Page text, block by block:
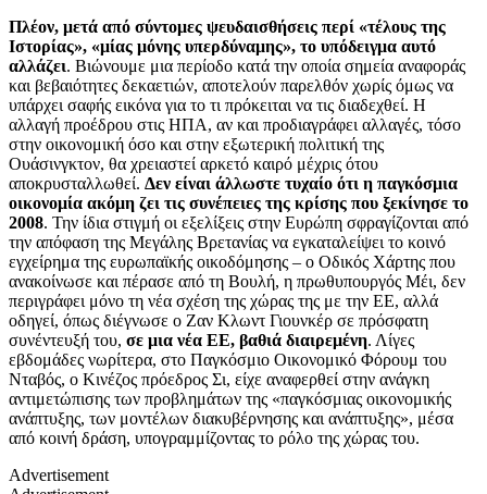
Πλέον, μετά από σύντομες ψευδαισθήσεις περί «τέλους της
Ιστορίας», «μίας μόνης υπερδύναμης», το υπόδειγμα αυτό
αλλάζει. Βιώνουμε μια περίοδο κατά την οποία σημεία αναφοράς
και βεβαιότητες δεκαετιών, αποτελούν παρελθόν χωρίς όμως να
υπάρχει σαφής εικόνα για το τι πρόκειται να τις διαδεχθεί. Η
αλλαγή προέδρου στις ΗΠΑ, αν και προδιαγράφει αλλαγές, τόσο
στην οικονομική όσο και στην εξωτερική πολιτική της
Ουάσινγκτον, θα χρειαστεί αρκετό καιρό μέχρις ότου
αποκρυσταλλωθεί. Δεν είναι άλλωστε τυχαίο ότι η παγκόσμια
οικονομία ακόμη ζει τις συνέπειες της κρίσης που ξεκίνησε το
2008. Την ίδια στιγμή οι εξελίξεις στην Ευρώπη σφραγίζονται από
την απόφαση της Μεγάλης Βρετανίας να εγκαταλείψει το κοινό
εγχείρημα της ευρωπαϊκής οικοδόμησης – ο Οδικός Χάρτης που
ανακοίνωσε και πέρασε από τη Βουλή, η πρωθυπουργός Μέι, δεν
περιγράφει μόνο τη νέα σχέση της χώρας της με την ΕΕ, αλλά
οδηγεί, όπως διέγνωσε ο Ζαν Κλωντ Γιουνκέρ σε πρόσφατη
συνέντευξή του, σε μια νέα ΕΕ, βαθιά διαιρεμένη. Λίγες
εβδομάδες νωρίτερα, στο Παγκόσμιο Οικονομικό Φόρουμ του
Νταβός, ο Κινέζος πρόεδρος Σι, είχε αναφερθεί στην ανάγκη
αντιμετώπισης των προβλημάτων της «παγκόσμιας οικονομικής
ανάπτυξης, των μοντέλων διακυβέρνησης και ανάπτυξης», μέσα
από κοινή δράση, υπογραμμίζοντας το ρόλο της χώρας του.
Advertisement